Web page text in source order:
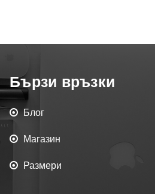
Бързи връзки
Блог
Магазин
Размери